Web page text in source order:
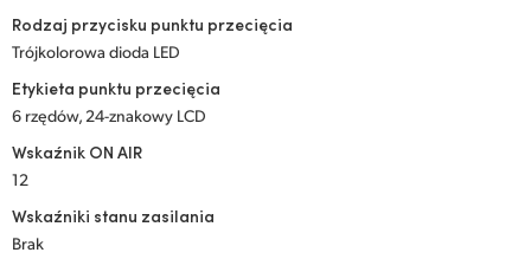
United Kingdom
United States
Rodzaj przycisku punktu przecięcia
Trójkolorowa dioda LED
Etykieta punktu przecięcia
6 rzędów, 24-znakowy LCD
Wskaźnik ON AIR
12
Wskaźniki stanu zasilania
Brak